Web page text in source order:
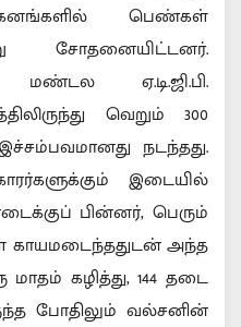
பெண்கள்
சோதனையிட்டனர்.
ஏ.டி.ஜி.பி.
வெறும் 300
நடந்தது.
இடையில்
பின்னர், பெரும்
அந்த
மாதம் கழித்து, 144 தடை
போதிலும் வல்சனின்